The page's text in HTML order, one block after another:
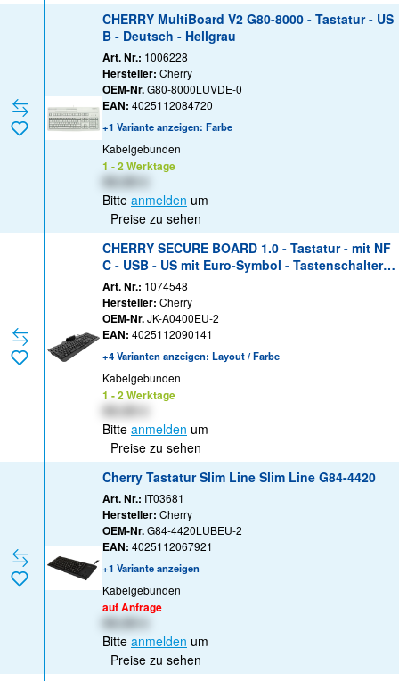
CHERRY MultiBoard V2 G80-8000 - Tastatur - US
B - Deutsch - Hellgrau
Art. Nr.: 1006228
Hersteller: Cherry
OEM-Nr.G80-8000LUVDE-0
EAN: 4025112084720
+1 Variante anzeigen: Farbe
Kabelgebunden
1 - 2 Werktage
Bitte anmelden um
Preise zu sehen
CHERRY SECURE BOARD 1.0 - Tastatur - mit NF
C - USB - US mit Euro-Symbol - Tastenschalter:
CHERRY LPK - Schwarz
Art. Nr.: 1074548
Hersteller: Cherry
OEM-Nr.JK-A0400EU-2
EAN: 4025112090141
+4 Varianten anzeigen: Layout / Farbe
Kabelgebunden
1 - 2 Werktage
XX,XX €
Bitte anmelden um
Preise zu sehen
Cherry Tastatur Slim Line Slim Line G84-4420
Art. Nr.: IT03681
Hersteller: Cherry
OEM-Nr.G84-4420LUBEU-2
EAN: 4025112067921
+1 Variante anzeigen
Kabelgebunden
auf Anfrage
Bitte anmelden um
Preise zu sehen